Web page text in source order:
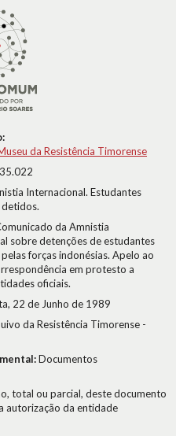
da Resistência Timorense
Internacional. Estudantes
da Amnistia
sobre detenções de estudantes
forças indonésias. Apelo ao
em protesto a
oficiais.
22 de Junho de 1989
da Resistência Timorense -
Documentos
total ou parcial, deste documento
autorização da entidade